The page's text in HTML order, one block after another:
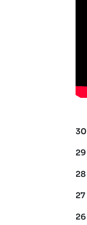
30
29
28
27
26